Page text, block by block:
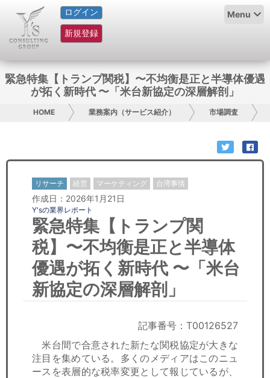
ログイン
新規登録
Menu
HOME
サービス紹介
コラム
グループ概要
お問い合わせ
日本人にPR
コンサルティング
リサーチ
セミナー
経済ニュース
ＩＴ
緊急特集【トランプ関税】〜不均衡是正と半導体優遇
が拓く新時代 〜「米台新協定の深層解剖」
HOME 業務案内（サービス紹介） 市場調査
リサーチ 経営 マーケティング 台湾事情
作成日：2026年1月21日
Y'sの業界レポート
緊急特集【トランプ関
税】〜不均衡是正と半導体
優遇が拓く新時代 〜「米台
新協定の深層解剖」
記事番号：T00126527
米台間で合意された新たな関税協定が大きな
注目を集めている。多くのメディアはこのニュ
ースを表層的な税率変更として報じているが、